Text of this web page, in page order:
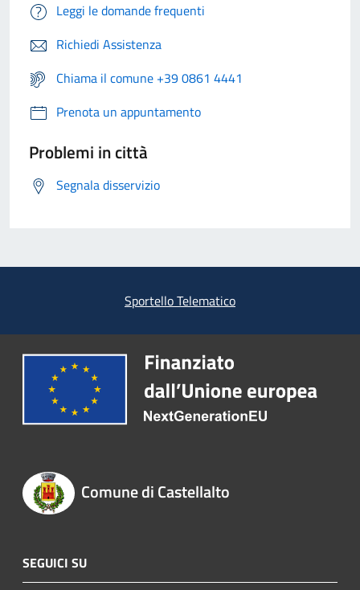
Leggi le domande frequenti
Richiedi Assistenza
Chiama il comune +39 0861 4441
Prenota un appuntamento
Problemi in città
Segnala disservizio
Sportello Telematico
Comune di Castellalto
SEGUICI SU